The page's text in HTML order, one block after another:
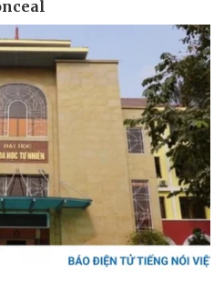
Ô tô - Xe máy
Xe máy
Tư vấn